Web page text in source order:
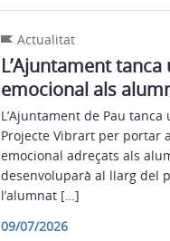
Actualitat
L’Ajuntament
emocional als
L’Ajuntament de Pau
Projecte Vibrart per portar
emocional adreçats als
desenvoluparà al llarg del
l’alumnat […]
09/07/2026